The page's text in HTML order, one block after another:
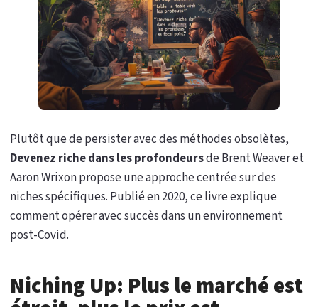
Plutôt que de persister avec des méthodes obsolètes,
Devenez riche dans les profondeursde Brent Weaver et
Aaron Wrixon propose une approche centrée sur des
niches spécifiques. Publié en 2020, ce livre explique
comment opérer avec succès dans un environnement
post-Covid.
Niching Up: Plus le marché est